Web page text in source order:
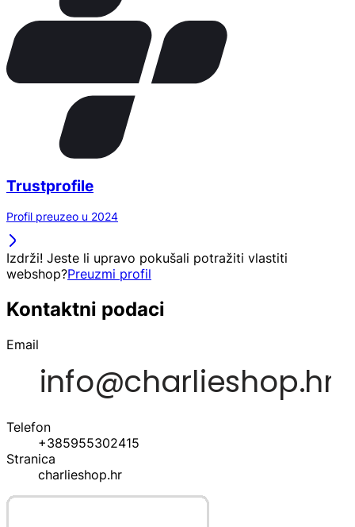
Trustprofile
Profil preuzeo u 2024
Izdrži! Jeste li upravo pokušali potražiti vlastiti
webshop?Preuzmi profil
Kontaktni podaci
Email
Telefon
+385955302415
Stranica
charlieshop.hr